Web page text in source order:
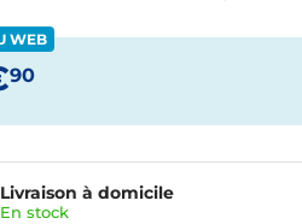
WEB
90
Livraison à domicile
En stock